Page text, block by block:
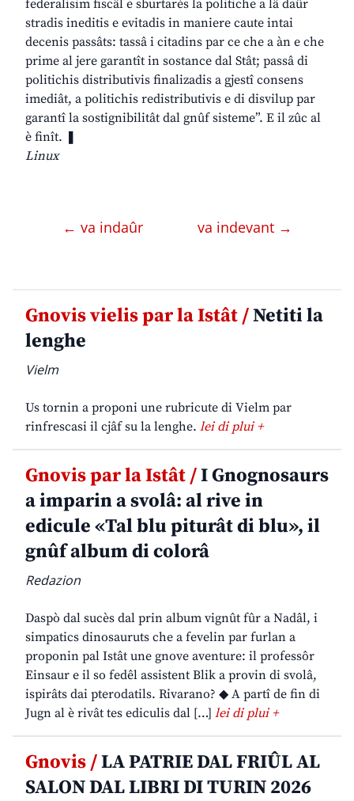
federalisim fiscâl e sburtarès la politiche a lâ daûr
stradis ineditis e evitadis in maniere caute intai
decenis passâts: tassâ i citadins par ce che a àn e che
prime al jere garantît in sostance dal Stât; passâ di
politichis distributivis finalizadis a gjestî consens
imediât, a politichis redistributivis e di disvilup par
garantî la sostignibilitât dal gnûf sisteme”. E il zûc al
è finît. ❚
Linux
← va indaûr va indevant →
Gnovis vielis par la Istât /Netiti la
lenghe
Vielm
Us tornin a proponi une rubricute di Vielm par
rinfrescasi il cjâf su la lenghe. lei di plui +
Gnovis par la Istât /I Gnognosaurs
a imparin a svolâ: al rive in
edicule «Tal blu piturât di blu», il
gnûf album di colorâ
Redazion
Daspò dal sucès dal prin album vignût fûr a Nadâl, i
simpatics dinosauruts che a fevelin par furlan a
proponin pal Istât une gnove aventure: il professôr
Einsaur e il so fedêl assistent Blik a provin di svolâ,
ispirâts dai pterodatils. Rivarano? ◆ A partî de fin di
Jugn al è rivât tes ediculis dal […] lei di plui +
Gnovis /LA PATRIE DAL FRIÛL AL
SALON DAL LIBRI DI TURIN 2026